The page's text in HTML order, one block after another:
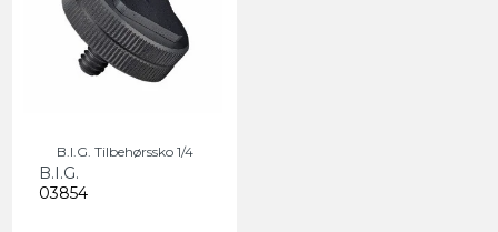
B.I.G. Tilbehørssko 1/4
B.I.G.
03854